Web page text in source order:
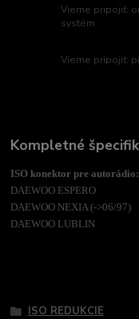
Vieme pripojiť:
systém
Vieme pripojiť:
Kompletné
ISO konektor pre autorádio:
DAEWOO ESPERO
DAEWOO NEXIA (->06/97)
DAEWOO LUBLIN
ISO REDUKCIE